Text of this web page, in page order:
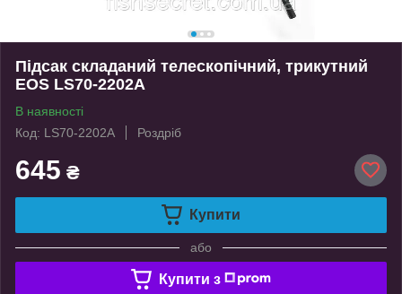
Підсак складаний телескопічний, трикутний
EOS LS70-2202A
В наявності
Код: LS70-2202A
Роздріб
645 ₴
Купити
або
Купити з